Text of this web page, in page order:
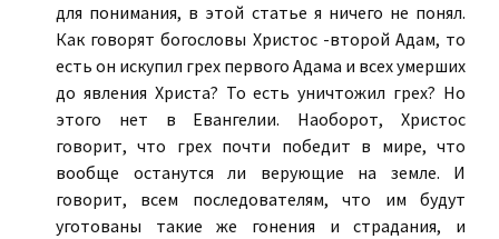
для понимания, в этой статье я ничего не понял.
Как говорят богословы Христос -второй Адам, то
есть он искупил грех первого Адама и всех умерших
до явления Христа? То есть уничтожил грех? Но
этого нет в Евангелии. Наоборот, Христос
говорит, что грех почти победит в мире, что
вообще останутся ли верующие на земле. И
говорит, всем последователям, что им будут
уготованы такие же гонения и страдания, и